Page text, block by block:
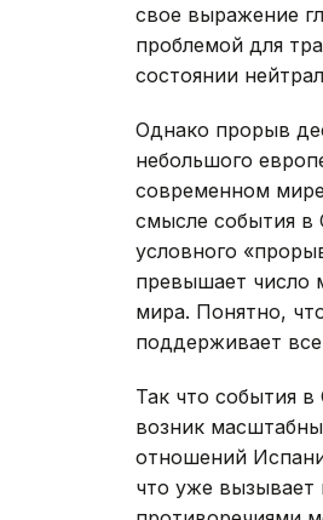
свое выражение
проблемой для
состоянии
Однако прорыв
небольшого
современном
смысле события в
условного
превышает число
мира. Понятно,
поддерживает
Так что события
возник
отношений
что уже вызывает